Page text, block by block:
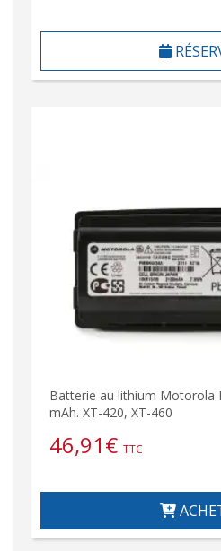
Batterie au lithium Motorola
mAh. XT-420, XT-460
46,91€ TTC